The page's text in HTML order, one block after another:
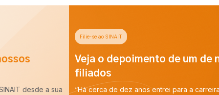
Veja o depoimento de um de nossos
“Há cerca de dez anos entrei para a carreira de Auditoria-Fiscal